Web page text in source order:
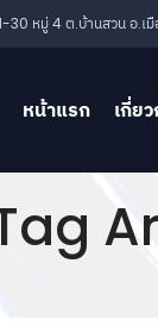
หมู่ 4 ต.บ้านสวน อ.เมื
หน้าแรก เกี่ย